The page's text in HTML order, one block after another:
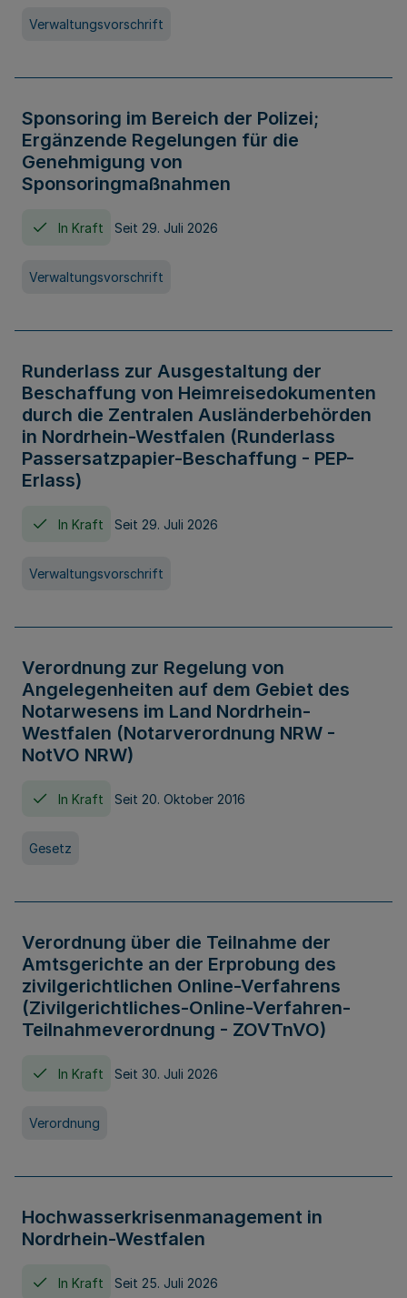
Verwaltungsvorschrift
Sponsoring im Bereich der Polizei;
Ergänzende Regelungen für die
Genehmigung von
Sponsoringmaßnahmen
In Kraft Seit 29. Juli 2026
Verwaltungsvorschrift
Runderlass zur Ausgestaltung der
Beschaffung von Heimreisedokumenten
durch die Zentralen Ausländerbehörden
in Nordrhein-Westfalen (Runderlass
Passersatzpapier-Beschaffung - PEP-
Erlass)
In Kraft Seit 29. Juli 2026
Verwaltungsvorschrift
Verordnung zur Regelung von
Angelegenheiten auf dem Gebiet des
Notarwesens im Land Nordrhein-
Westfalen (Notarverordnung NRW -
NotVO NRW)
In Kraft Seit 20. Oktober 2016
Gesetz
Verordnung über die Teilnahme der
Amtsgerichte an der Erprobung des
zivilgerichtlichen Online-Verfahrens
(Zivilgerichtliches-Online-Verfahren-
Teilnahmeverordnung - ZOVTnVO)
In Kraft Seit 30. Juli 2026
Verordnung
Hochwasserkrisenmanagement in
Nordrhein-Westfalen
In Kraft Seit 25. Juli 2026